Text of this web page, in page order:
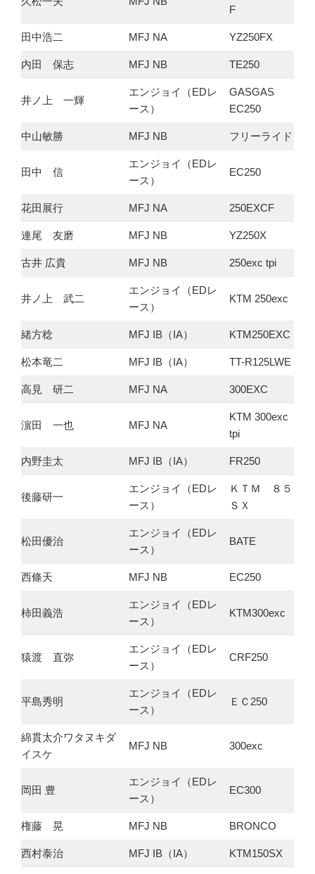
F
田中浩二 MFJ NA YZ250FX
内田 保志 MFJ NB TE250
井ノ上 一輝
エンジョイ（EDレ
ース）
GASGAS
EC250
中山敏勝 MFJ NB フリーライド
田中 信
エンジョイ（EDレ
ース）
EC250
花田展行 MFJ NA 250EXCF
連尾 友磨 MFJ NB YZ250X
古井 広貴 MFJ NB 250exc tpi
井ノ上 武二
エンジョイ（EDレ
ース）
KTM 250exc
緒方稔 MFJ IB（IA） KTM250EXC
松本竜二 MFJ IB（IA） TT-R125LWE
高見 研二 MFJ NA 300EXC
濵田 一也 MFJ NA
KTM 300exc
tpi
内野圭太 MFJ IB（IA） FR250
後藤研一
エンジョイ（EDレ
ース）
ＫＴＭ ８５
ＳＸ
松田優治
エンジョイ（EDレ
ース）
BATE
西條天 MFJ NB EC250
柿田義浩
エンジョイ（EDレ
ース）
KTM300exc
猿渡 直弥
エンジョイ（EDレ
ース）
CRF250
平島秀明
エンジョイ（EDレ
ース）
ＥＣ250
綿貫太介ワタヌキダ
イスケ
MFJ NB 300exc
岡田 豊
エンジョイ（EDレ
ース）
EC300
権藤 晃 MFJ NB BRONCO
西村泰治 MFJ IB（IA） KTM150SX